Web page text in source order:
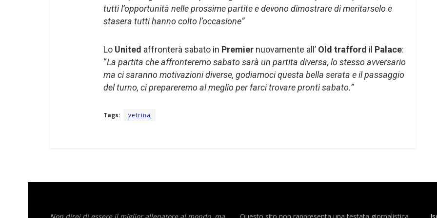
tutti l’opportunità nelle prossime partite e devono dimostrare di meritarselo e
stasera tutti hanno colto l’occasione”
Lo United affronterà sabato in Premier nuovamente all’ Old trafford il Palace:
“La partita che affronteremo sabato sarà un partita diversa, lo stesso avversario
ma ci saranno motivazioni diverse, godiamoci questa bella serata e il passaggio
del turno, ci prepareremo al meglio per farci trovare pronti sabato.”
Tags: vetrina